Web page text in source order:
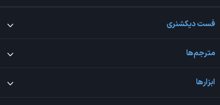
فست دیکشنری
مترجم‌ها
ابزارها